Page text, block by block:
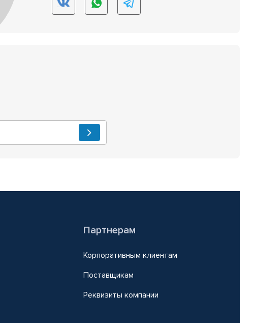
Партнерам
Корпоративным клиентам
Поставщикам
Реквизиты компании